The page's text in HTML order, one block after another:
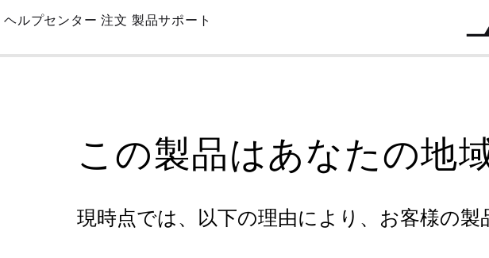
Skip
Main
ヘルプセンター 注文 製品サポート
この製品はあなたの地
現時点では、以下の理由により、お客様の